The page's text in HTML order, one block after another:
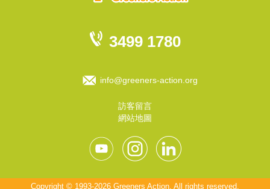
3499 1780
info@greeners-action.org
訪客留言
網站地圖
Copyright © 1993-2026 Greeners Action. All rights reserved.